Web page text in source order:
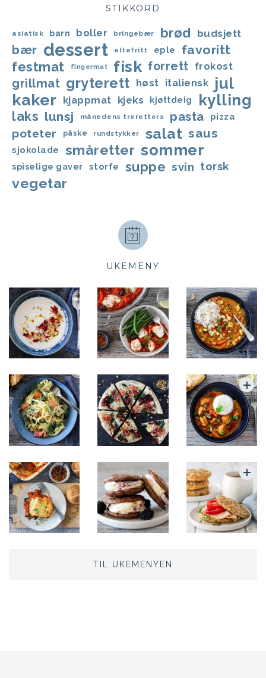
STIKKORD
asiatisk barn boller bringebær brød budsjett
bær dessert eltefritt eple favoritt
festmat fingermat fisk forrett frokost
grillmat gryterett høst italiensk
jul
kaker kjappmat kjeks kjøttdeig kylling
laks lunsj månedens treretters pasta pizza
poteter påske rundstykker salat saus
sjokolade småretter sommer
spiselige gaver storfe suppe svin torsk
vegetar
UKEMENY
TIL UKEMENYEN